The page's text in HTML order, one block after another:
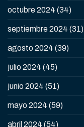
octubre 2024 (34)
septiembre 2024 (31)
agosto 2024 (39)
julio 2024 (45)
junio 2024 (51)
mayo 2024 (59)
abril 2024 (54)